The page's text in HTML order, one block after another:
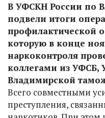
В УФСКН России по
подвели итоги
профилактической
которую в конце
наркоконтроля
коллегами из
Владимирской
Всего совместными
преступления,